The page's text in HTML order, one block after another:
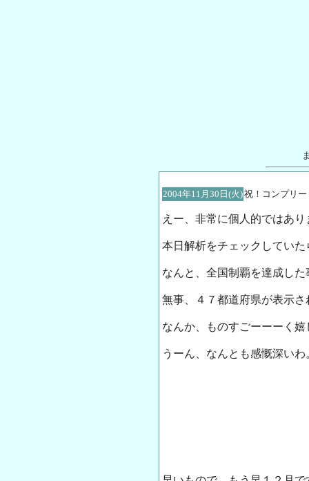
2004年11月30日(火)祝！コンプリー
えー、非常に個人的ではあり
本日解析をチェックしていた
なんと、全国制覇を達成し
無事、４７都道府県が表示
なんか、ものすごーーーく
うーん、なんとも感慨深いわ